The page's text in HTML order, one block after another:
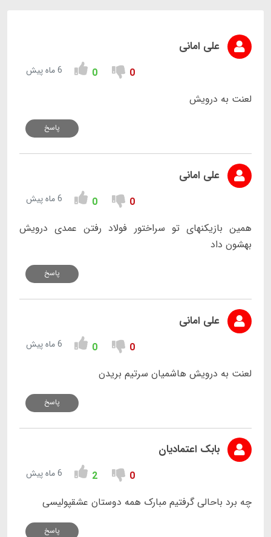
علی امانی
0
0 6 ماه پیش
لعنت به درویش
پاسخ
علی امانی
0
0 6 ماه پیش
همین بازیکنهای تو سراختور فولاد رفتن عمدی درویش
بهشون داد
پاسخ
علی امانی
0
0 6 ماه پیش
لعنت به درویش هاشمیان سرتیم بریدن
پاسخ
بابک اعتمادیان
0
2 6 ماه پیش
چه برد باحالی گرفتیم مبارک همه دوستان عشقپولیسی
پاسخ